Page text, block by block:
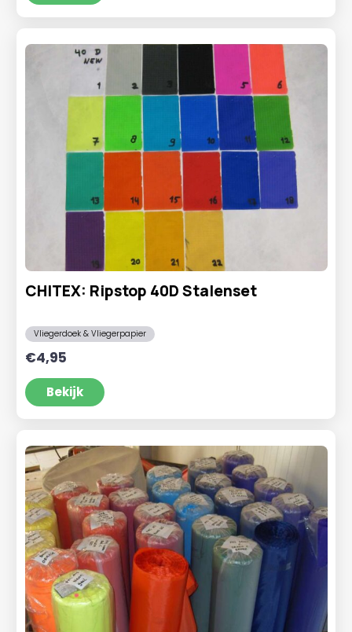
CHITEX: Ripstop 40D Stalenset
Vliegerdoek & Vliegerpapier
€4,95
Bekijk